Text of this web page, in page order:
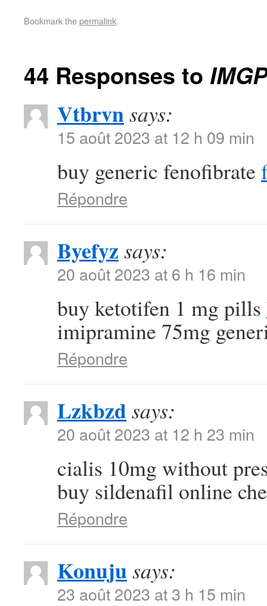
Bookmark thepermalink.
44 Responses to
Vtbrvnsays:
15 août 2023 at 12 h 09 min
buy generic fenofibrate
Répondre
Byefyz says:
20 août 2023 at 6 h 16 min
buy ketotifen 1 mg pills
imipramine 75mg
Répondre
Lzkbzdsays:
20 août 2023 at 12 h 23 min
cialis 10mg without
buy sildenafil online
Répondre
Konujusays:
23 août 2023 at 3 h 15 min